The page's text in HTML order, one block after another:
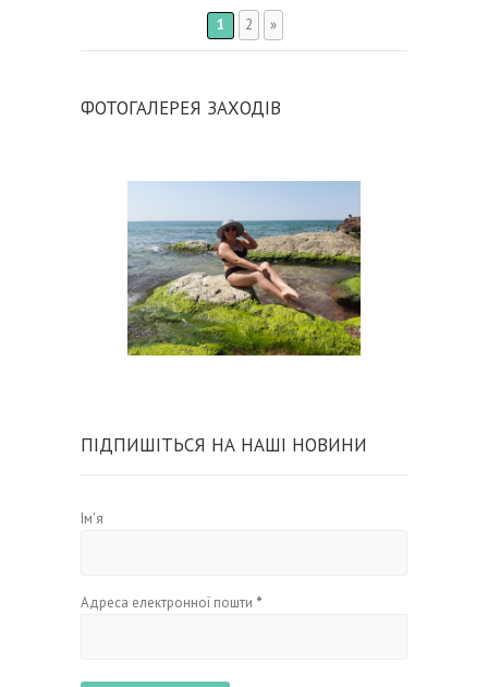
1 2 »
ФОТОГАЛЕРЕЯ ЗАХОДІВ
ПІДПИШІТЬСЯ НА НАШІ НОВИНИ
Ім'я
Адреса електронної пошти *